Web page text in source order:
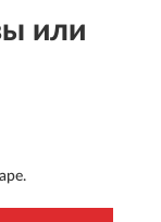
или